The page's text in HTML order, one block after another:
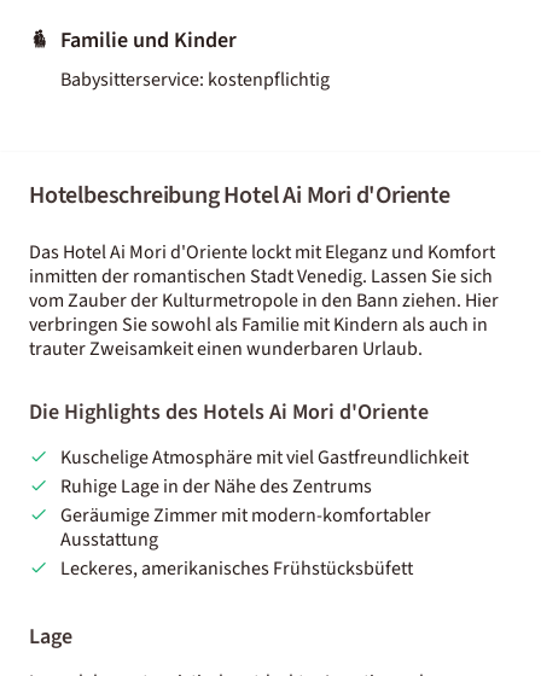
Familie und Kinder
Babysitterservice: kostenpflichtig
Hotelbeschreibung Hotel Ai Mori d'Oriente
Das Hotel Ai Mori d'Oriente lockt mit Eleganz und Komfort
inmitten der romantischen Stadt Venedig. Lassen Sie sich
vom Zauber der Kulturmetropole in den Bann ziehen. Hier
verbringen Sie sowohl als Familie mit Kindern als auch in
trauter Zweisamkeit einen wunderbaren Urlaub.
Die Highlights des Hotels Ai Mori d'Oriente
Kuschelige Atmosphäre mit viel Gastfreundlichkeit
Ruhige Lage in der Nähe des Zentrums
Geräumige Zimmer mit modern-komfortabler
Ausstattung
Leckeres, amerikanisches Frühstücksbüfett
Lage